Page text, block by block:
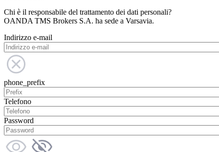
Chi è il responsabile del trattamento dei dati personali?
OANDA TMS Brokers S.A. ha sede a Varsavia.
Indirizzo e-mail
phone_prefix
Telefono
Password